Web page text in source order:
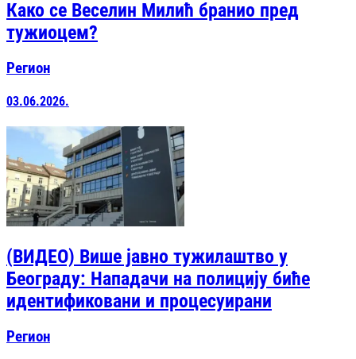
Како се Веселин Милић бранио пред
тужиоцем?
Регион
03.06.2026.
(ВИДЕО) Више јавно тужилаштво у
Београду: Нападачи на полицију биће
идентификовани и процесуирани
Регион